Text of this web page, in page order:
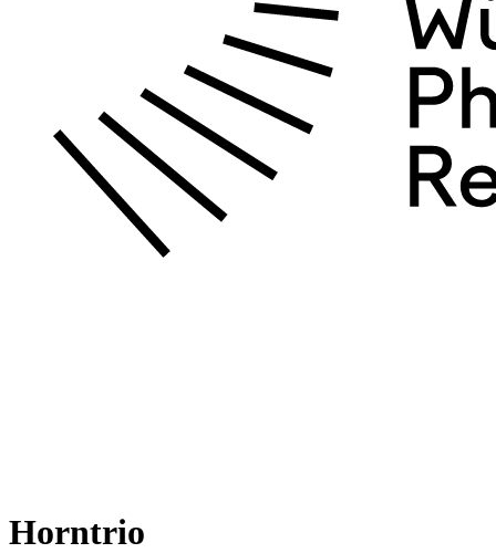
Horntrio